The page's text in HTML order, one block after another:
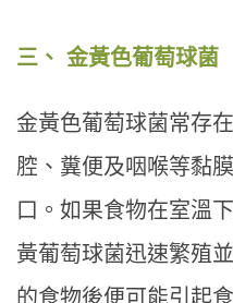
三、 金黃色葡萄球菌
金黃色葡萄球菌常存
腔、糞便及咽喉等黏
口。如果食物在室溫
黃葡萄球菌迅速繁殖
的食物後便可能引起